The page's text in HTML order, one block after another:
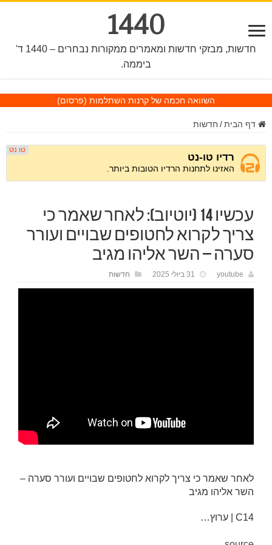
1440
חדשות, מבזקי חדשות ומאמרים ממקורות נבחרים – 1440 ד'
ביממה.
השוואה חכמה של קרנות השתלמות (פרסום)
דף הבית / חדשות
עכשיו 14 (יוטיוב): לאחר שאמר כי
צריך לקרוא לחטופים שבויים ועורר
סערה – השר אליהו מגיב
youtube 31 ביולי 2025 חדשות
לאחר שאמר כי צריך לקרוא לחטופים שבויים ועורר סערה –
השר אליהו מגיב
C14 | ערוץ…